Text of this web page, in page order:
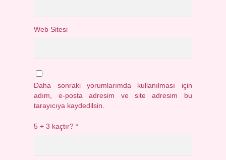
Web Sitesi
Daha sonraki yorumlarımda kullanılması için
adım, e-posta adresim ve site adresim bu
tarayıcıya kaydedilsin.
5 + 3 kaçtır?*